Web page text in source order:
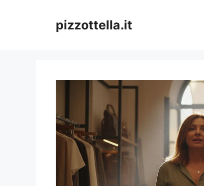
pizzottella.it